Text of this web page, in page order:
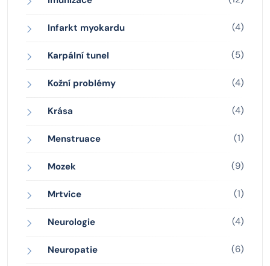
Infarkt myokardu (4)
Karpální tunel (5)
Kožní problémy (4)
Krása (4)
Menstruace (1)
Mozek (9)
Mrtvice (1)
Neurologie (4)
Neuropatie (6)